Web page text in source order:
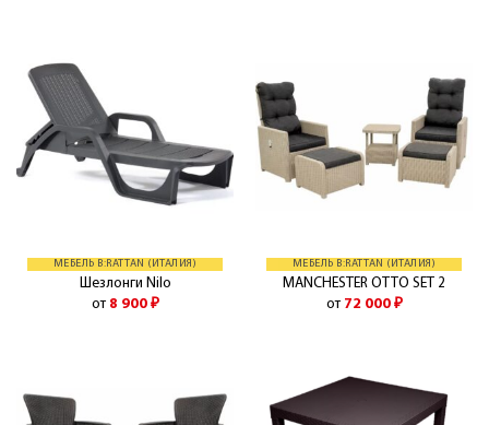
МЕБЕЛЬ B:RATTAN (ИТАЛИЯ)
Шезлонги Nilo
от 8 900 ₽
МЕБЕЛЬ B:RATTAN (ИТАЛИЯ)
MANCHESTER OTTO SET 2
от 72 000 ₽